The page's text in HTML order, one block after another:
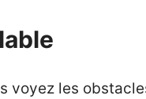
voyez les